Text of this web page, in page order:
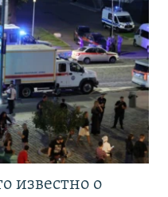
известно о